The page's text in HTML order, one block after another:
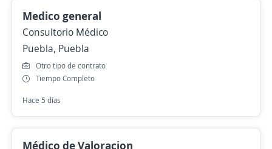
Medico general
Consultorio Médico
Puebla, Puebla
Otro tipo de contrato
Tiempo Completo
Hace 5 días
Médico de Valoracion